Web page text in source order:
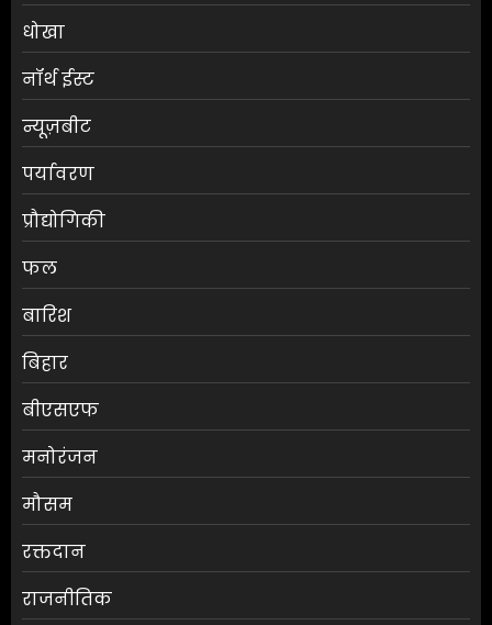
धोखा
नॉर्थ ईस्ट
न्यूज़बीट
पर्यावरण
प्रौद्योगिकी
फल
बारिश
बिहार
बीएसएफ
मनोरंजन
मौसम
रक्तदान
राजनीतिक
अनुमान बढ़ाकर 6.7% किया